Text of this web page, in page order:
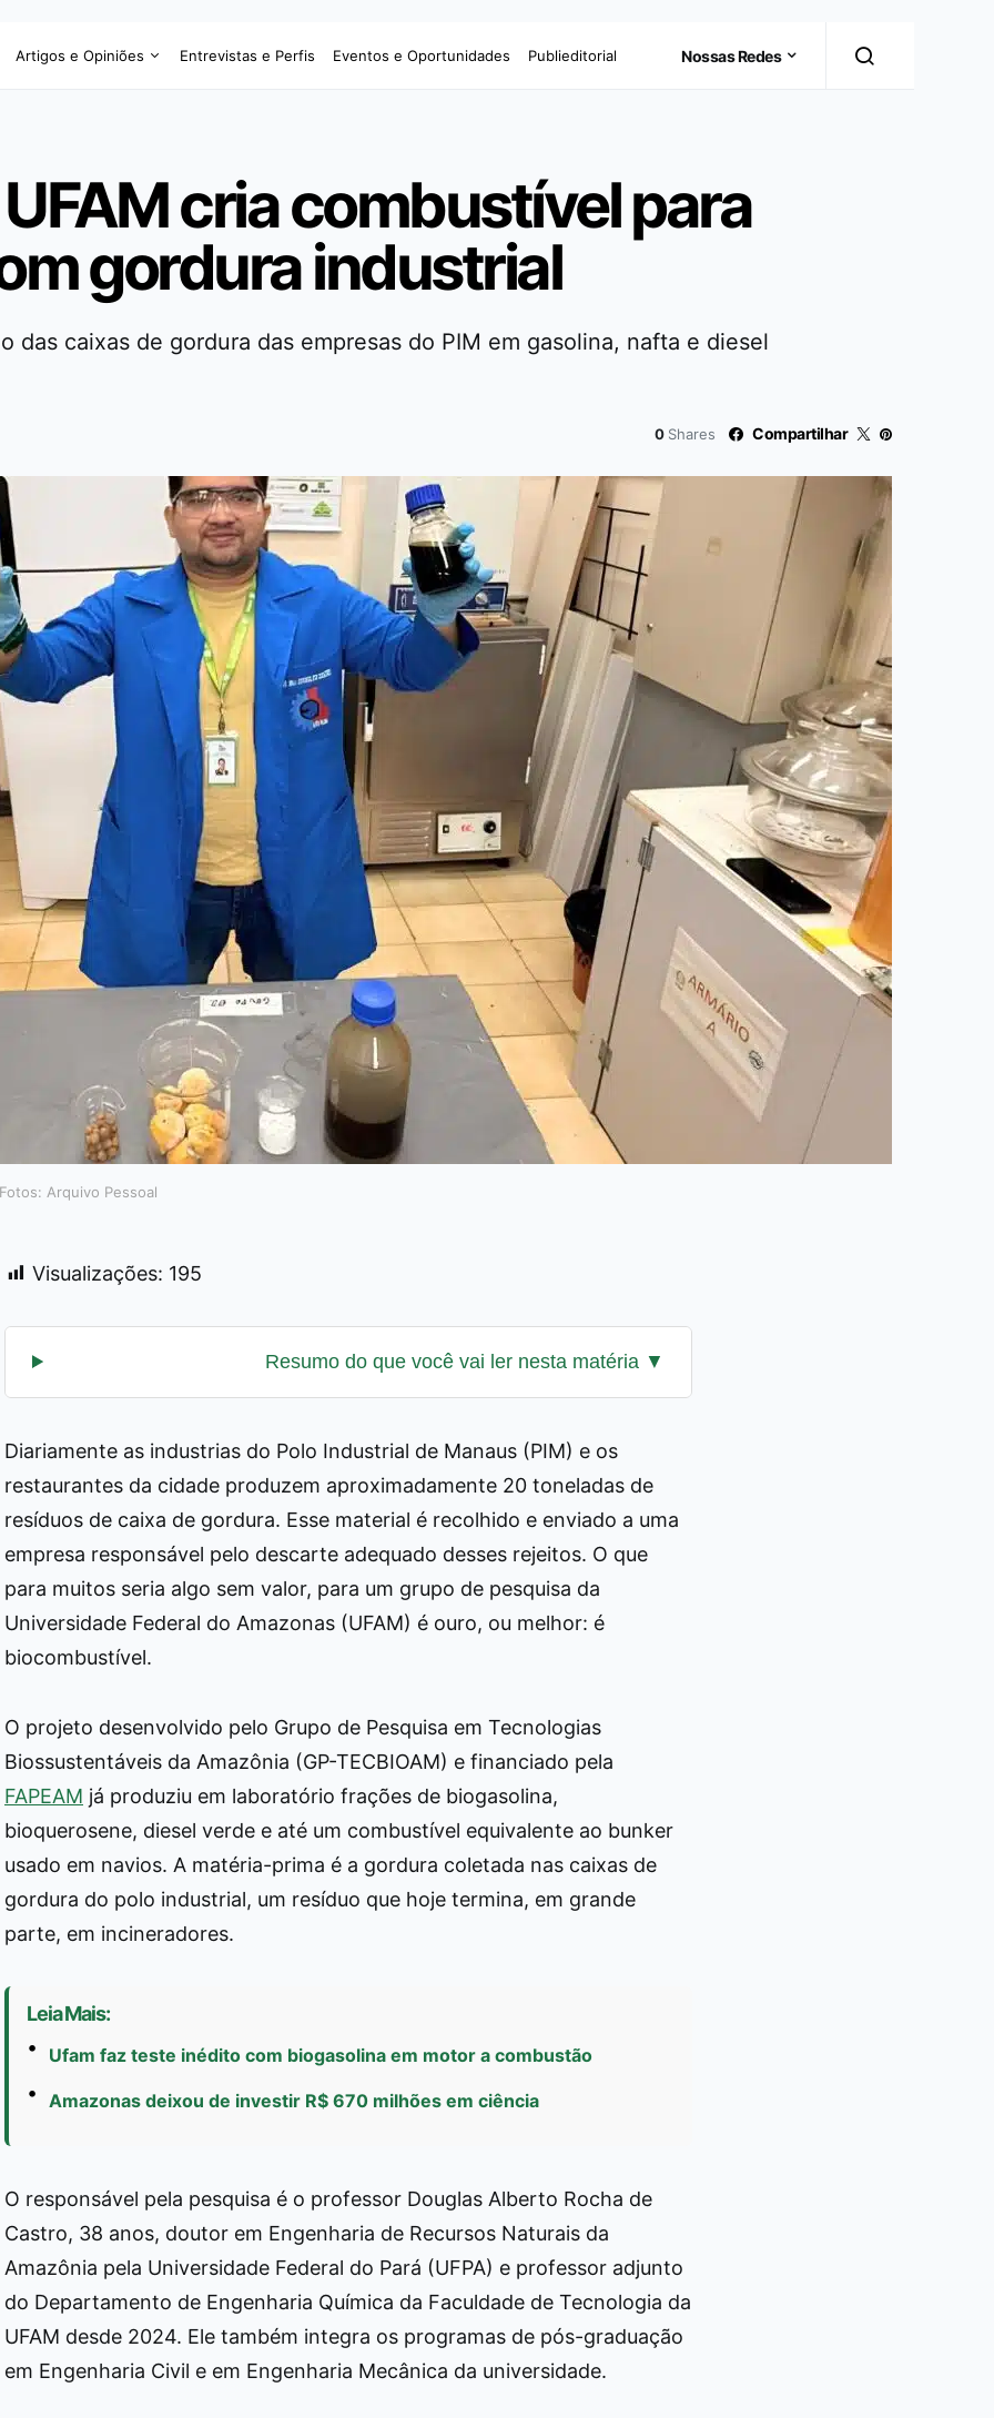
Artigos e Opiniões Entrevistas e Perfis Eventos e Oportunidades Publieditorial Nossas Redes
cria combustível para
gordura industrial
das caixas de gordura das empresas do PIM em gasolina, nafta e diesel
0 Shares Compartilhar
Arquivo Pessoal
Visualizações: 195
Diariamente as industrias do Polo Industrial de Manaus (PIM) e os
restaurantes da cidade produzem aproximadamente 20 toneladas de
resíduos de caixa de gordura. Esse material é recolhido e enviado a uma
empresa responsável pelo descarte adequado desses rejeitos. O que
para muitos seria algo sem valor, para um grupo de pesquisa da
Universidade Federal do Amazonas (UFAM) é ouro, ou melhor: é
biocombustível.
O projeto desenvolvido pelo Grupo de Pesquisa em Tecnologias
Biossustentáveis da Amazônia (GP-TECBIOAM) e financiado pela
FAPEAM já produziu em laboratório frações de biogasolina,
bioquerosene, diesel verde e até um combustível equivalente ao bunker
usado em navios. A matéria-prima é a gordura coletada nas caixas de
gordura do polo industrial, um resíduo que hoje termina, em grande
parte, em incineradores.
Leia Mais:
Ufam faz teste inédito com biogasolina em motor a combustão
Amazonas deixou de investir R$ 670 milhões em ciência
O responsável pela pesquisa é o professor Douglas Alberto Rocha de
Castro, 38 anos, doutor em Engenharia de Recursos Naturais da
Amazônia pela Universidade Federal do Pará (UFPA) e professor adjunto
do Departamento de Engenharia Química da Faculdade de Tecnologia da
UFAM desde 2024. Ele também integra os programas de pós-graduação
em Engenharia Civil e em Engenharia Mecânica da universidade.